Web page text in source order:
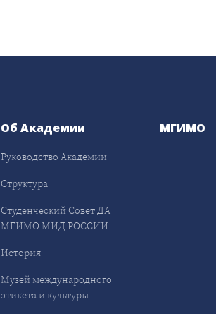
Об Академии
Руководство Академии
Структура
Студенческий Совет ДА
МГИМО МИД РОССИИ
История
Музей международного
этикета и культуры
МГИМО